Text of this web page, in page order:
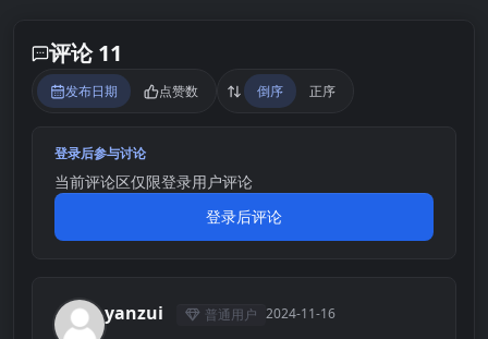
评论 11
发布日期 点赞数 倒序 正序
登录后参与讨论
当前评论区仅限登录用户评论
登录后评论
Y yanzui 普通用户 2024-11-16